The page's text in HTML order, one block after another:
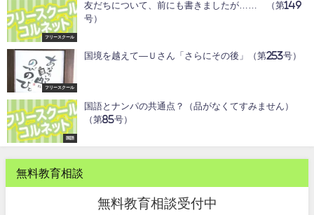
フリースクール
友だちについて、前にも書きましたが…… （第149
号）
フリースクール
国境を越えて―Ｕさん「さらにその後」（第253号）
国語
国語とナンパの共通点？（品がなくてすみません）
（第85号）
無料教育相談
無料教育相談受付中